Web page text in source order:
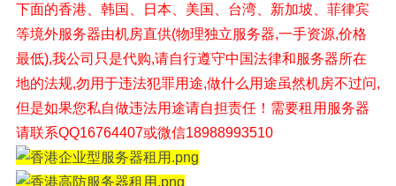
下面的香港、韩国、日本、美国、台湾、新加坡、菲律宾
等境外服务器由机房直供(物理独立服务器,一手资源,价格
最低),我公司只是代购,请自行遵守中国法律和服务器所在
地的法规,勿用于违法犯罪用途,做什么用途虽然机房不过问,
但是如果您私自做违法用途请自担责任！ 需要租用服务器
请联系QQ16764407或微信18988993510